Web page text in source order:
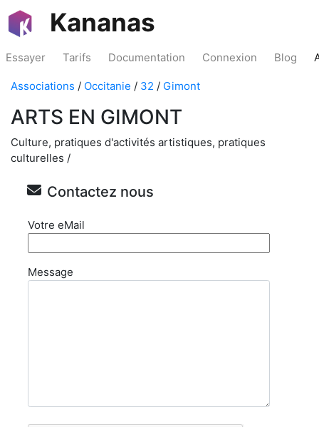
Kananas
Essayer Tarifs Documentation Connexion Blog
Associations / Occitanie / 32 / Gimont
ARTS EN GIMONT
Culture, pratiques d'activités artistiques, pratiques
culturelles /
Contactez nous
Votre eMail
Message